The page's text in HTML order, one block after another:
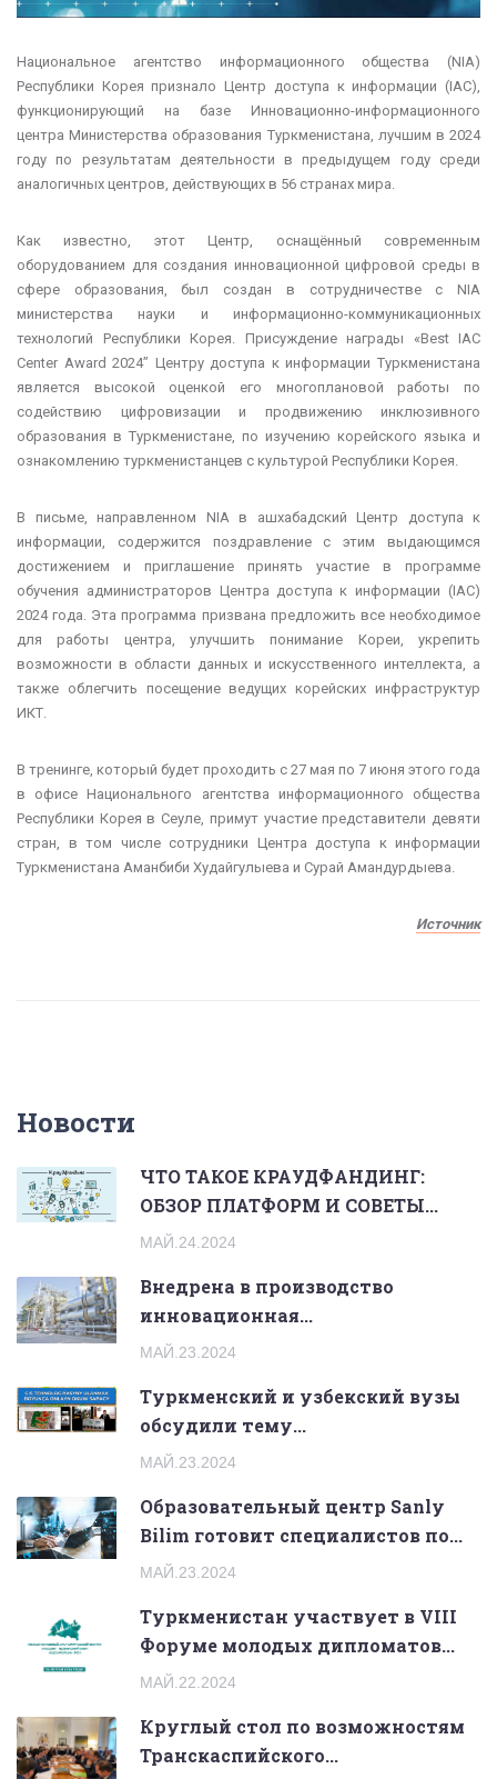
Национальное агентство информационного общества (NIA)
Республики Корея признало Центр доступа к информации (IAC),
функционирующий на базе Инновационно-информационного
центра Министерства образования Туркменистана, лучшим в 2024
году по результатам деятельности в предыдущем году среди
аналогичных центров, действующих в 56 странах мира.
Как известно, этот Центр, оснащённый современным
оборудованием для создания инновационной цифровой среды в
сфере образования, был создан в сотрудничестве с NIA
министерства науки и информационно-коммуникационных
технологий Республики Корея. Присуждение награды «Best IAC
Center Award 2024” Центру доступа к информации Туркменистана
является высокой оценкой его многоплановой работы по
содействию цифровизации и продвижению инклюзивного
образования в Туркменистане, по изучению корейского языка и
ознакомлению туркменистанцев с культурой Республики Корея.
В письме, направленном NIA в ашхабадский Центр доступа к
информации, содержится поздравление с этим выдающимся
достижением и приглашение принять участие в программе
обучения администраторов Центра доступа к информации (IAC)
2024 года. Эта программа призвана предложить все необходимое
для работы центра, улучшить понимание Кореи, укрепить
возможности в области данных и искусственного интеллекта, а
также облегчить посещение ведущих корейских инфраструктур
ИКТ.
В тренинге, который будет проходить с 27 мая по 7 июня этого года
в офисе Национального агентства информационного общества
Республики Корея в Сеуле, примут участие представители девяти
стран, в том числе сотрудники Центра доступа к информации
Туркменистана Аманбиби Худайгулыева и Сурай Амандурдыева.
Источник
Новости
ЧТО ТАКОЕ КРАУДФАНДИНГ:
ОБЗОР ПЛАТФОРМ И СОВЕТЫ...
МАЙ.24.2024
Внедрена в производство
инновационная...
МАЙ.23.2024
Туркменский и узбекский вузы
обсудили тему...
МАЙ.23.2024
Образовательный центр Sanly
Bilim готовит специалистов по...
МАЙ.23.2024
Туркменистан участвует в VIII
Форуме молодых дипломатов...
МАЙ.22.2024
Круглый стол по возможностям
Транскаспийского...